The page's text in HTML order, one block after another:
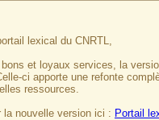
lexical du CNRTL,
et loyaux services, la
ci apporte une refonte
ressources.
la nouvelle version ici : Portail